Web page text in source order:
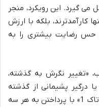
گیرد. این رویکرد، منجر
کارآمدترند، بلکه با ارزش
حس رضایت بیشتری را به
«تغییر نگرش به گذشته،
درگیر پشیمانی از گذشته
هستند، یا نگران آینده نامعلوم. «تیک تاک 1» با پرداختن به هر سه